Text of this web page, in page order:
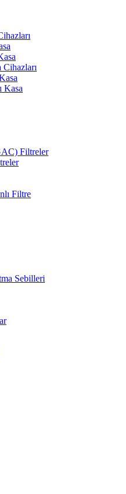
Cihazları
Kasa
Filtreler
Filtre
Sebilleri